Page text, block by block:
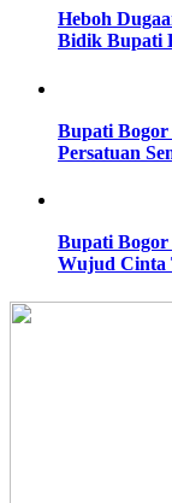
Heboh
Bidik Bupati
Bupati
Persatuan
Bupati
Wujud Cinta